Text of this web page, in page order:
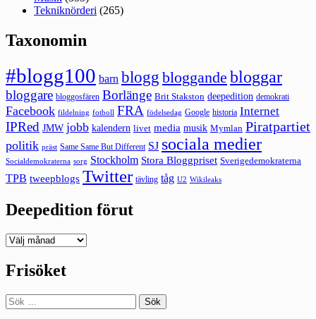
Tekniknörderi (265)
Taxonomin
#blogg100 barn blogg bloggande bloggar
bloggare bloggosfären Borlänge Brit Stakston deepedition demokrati
Facebook fildelning fotboll FRA födelsedag Google historia Internet
IPRed JMW jobb kalendern livet media musik Mymlan Piratpartiet
politik präst Same Same But Different SJ sociala medier
Socialdemokraterna sorg Stockholm Stora Bloggpriset Sverigedemokraterna
TPB tweepblogs Twitter tävling tåg U2 Wikileaks
Deepedition förut
Deepedition
Frisöket
Sök
efter: